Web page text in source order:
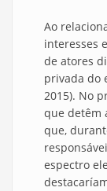
Ao
interesses
de atores
privada do
2015). No
que detêm
que,
espectro